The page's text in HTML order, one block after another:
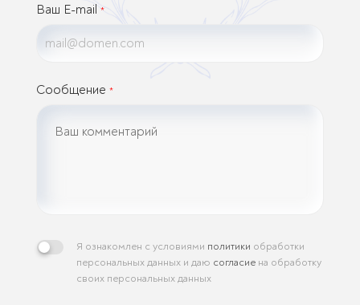
Ваш E-mail *
Сообщение *
Я ознакомлен с условиями политики обработки
персональных данных и даю согласие на обработку
своих персональных данных